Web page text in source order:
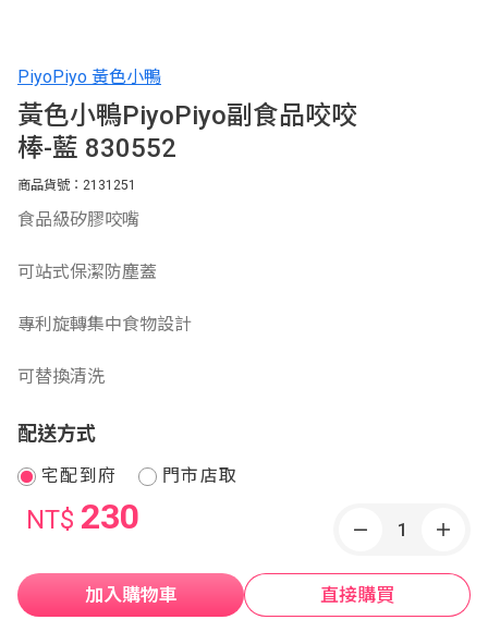
PiyoPiyo 黃色小鴨
黃色小鴨PiyoPiyo副食品咬咬
棒-藍 830552
商品貨號：2131251
食品級矽膠咬嘴
可站式保潔防塵蓋
專利旋轉集中食物設計
可替換清洗
配送方式
宅配到府 門市店取
NT$ 230
加入購物車 直接購買